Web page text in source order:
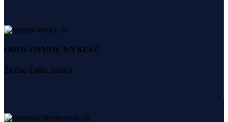
ODOVZDANIE NA KĽÚČ
Žiadne ďalšie starosti